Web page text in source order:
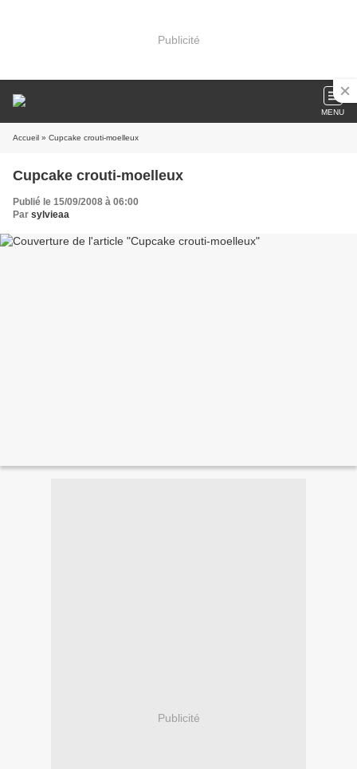
Publicité
MENU
Accueil » Cupcake crouti-moelleux
Cupcake crouti-moelleux
Publié le 15/09/2008 à 06:00
Par sylvieaa
Publicité